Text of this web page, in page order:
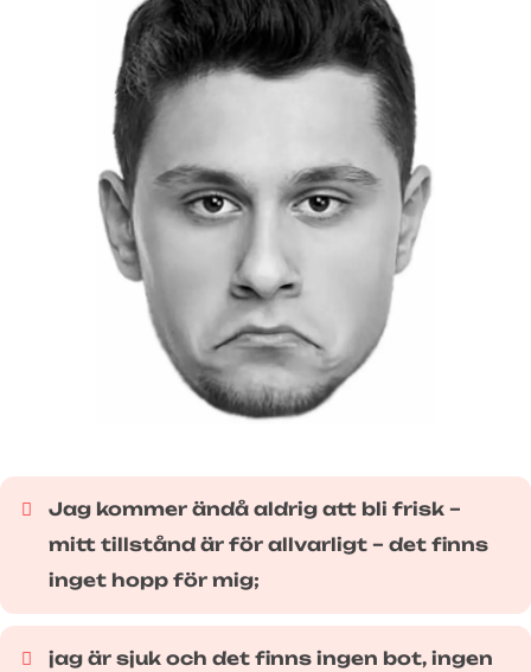
Jag kommer ändå aldrig att bli frisk –
mitt tillstånd är för allvarligt – det finns
inget hopp för mig;
jag är sjuk och det finns ingen bot, ingen